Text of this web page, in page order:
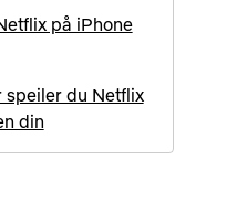
på iPhone
speiler du Netflix
din